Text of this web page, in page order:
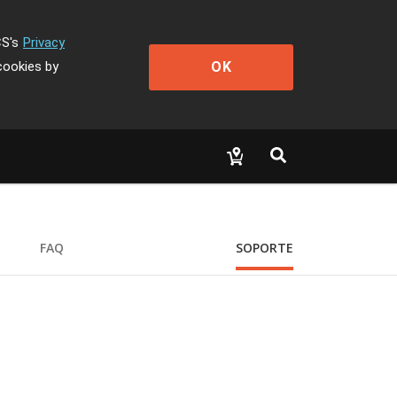
Privacy
by
OK
FAQ SOPORTE